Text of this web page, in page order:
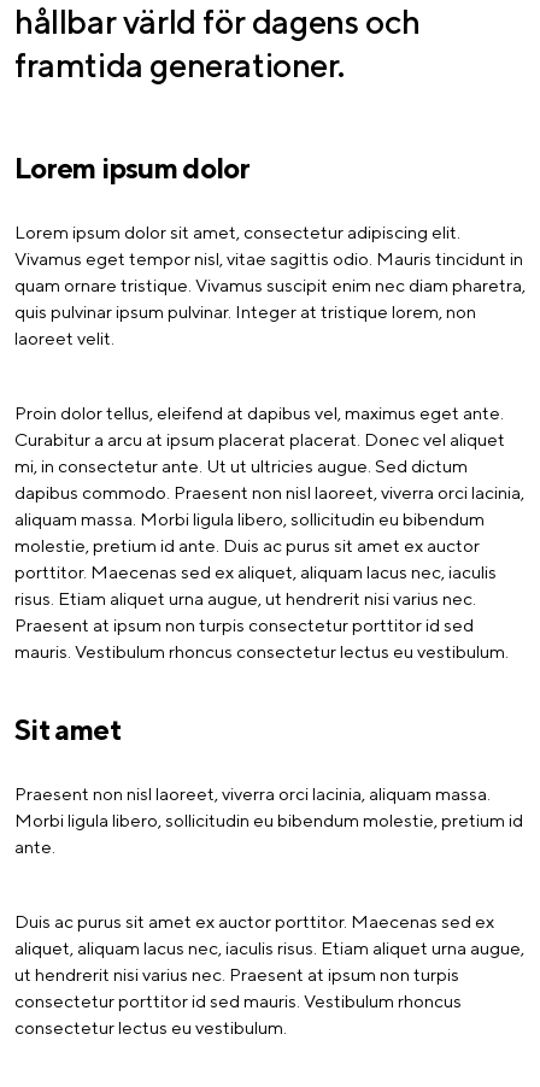
hållbar värld för dagens och
framtida generationer.
Lorem ipsum dolor
Lorem ipsum dolor sit amet, consectetur adipiscing elit.
Vivamus eget tempor nisl, vitae sagittis odio. Mauris tincidunt in
quam ornare tristique. Vivamus suscipit enim nec diam pharetra,
quis pulvinar ipsum pulvinar. Integer at tristique lorem, non
laoreet velit.
Proin dolor tellus, eleifend at dapibus vel, maximus eget ante.
Curabitur a arcu at ipsum placerat placerat. Donec vel aliquet
mi, in consectetur ante. Ut ut ultricies augue. Sed dictum
dapibus commodo. Praesent non nisl laoreet, viverra orci lacinia,
aliquam massa. Morbi ligula libero, sollicitudin eu bibendum
molestie, pretium id ante. Duis ac purus sit amet ex auctor
porttitor. Maecenas sed ex aliquet, aliquam lacus nec, iaculis
risus. Etiam aliquet urna augue, ut hendrerit nisi varius nec.
Praesent at ipsum non turpis consectetur porttitor id sed
mauris. Vestibulum rhoncus consectetur lectus eu vestibulum.
Sit amet
Praesent non nisl laoreet, viverra orci lacinia, aliquam massa.
Morbi ligula libero, sollicitudin eu bibendum molestie, pretium id
ante.
Duis ac purus sit amet ex auctor porttitor. Maecenas sed ex
aliquet, aliquam lacus nec, iaculis risus. Etiam aliquet urna augue,
ut hendrerit nisi varius nec. Praesent at ipsum non turpis
consectetur porttitor id sed mauris. Vestibulum rhoncus
consectetur lectus eu vestibulum.